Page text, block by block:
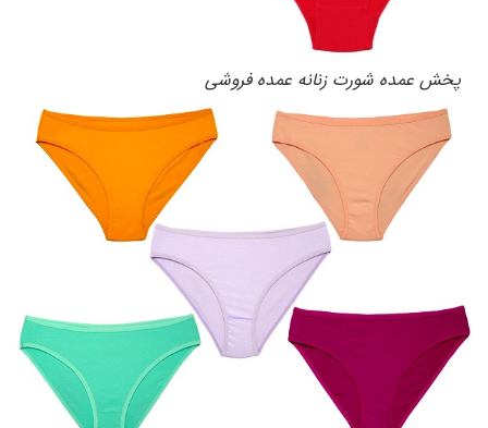
پخش عمده شورت زنانه عمده فروشی